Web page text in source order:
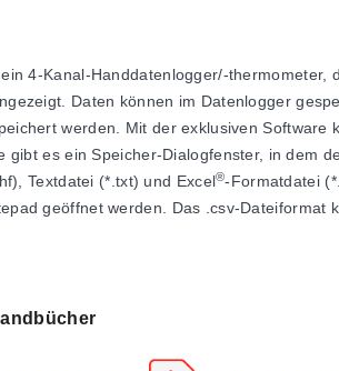
4-Kanal-Handdatenlogger/-
Daten können im Datenlogger
werden. Mit der exklusiven
gibt es ein Speicher-Dialogfenster, in dem
Textdatei (*.txt) und Excel®-Formatdatei
geöffnet werden. Das .csv-Dateiformat